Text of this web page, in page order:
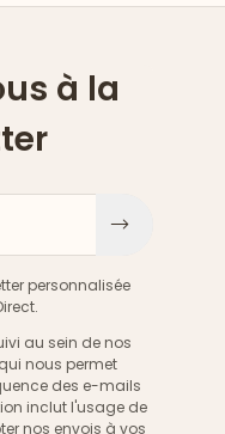
à la
personnalisée
au sein de nos
nous permet
des e-mails
inclut l'usage de
nos envois à vos